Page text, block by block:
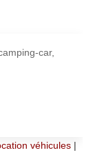
car,
véhicules |